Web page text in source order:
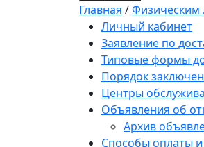
Главная /Физическим
Личный кабинет
Заявление по
Типовые формы
Порядок
Центры
Объявления об
Архив
Способы оплаты